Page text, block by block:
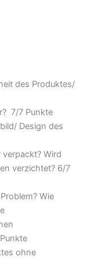
des Produktes/
? 7/7 Punkte
Design des
Wird
verzichtet? 6/7
Wie
ohne